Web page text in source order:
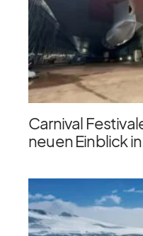
Carnival
neuen Einblick